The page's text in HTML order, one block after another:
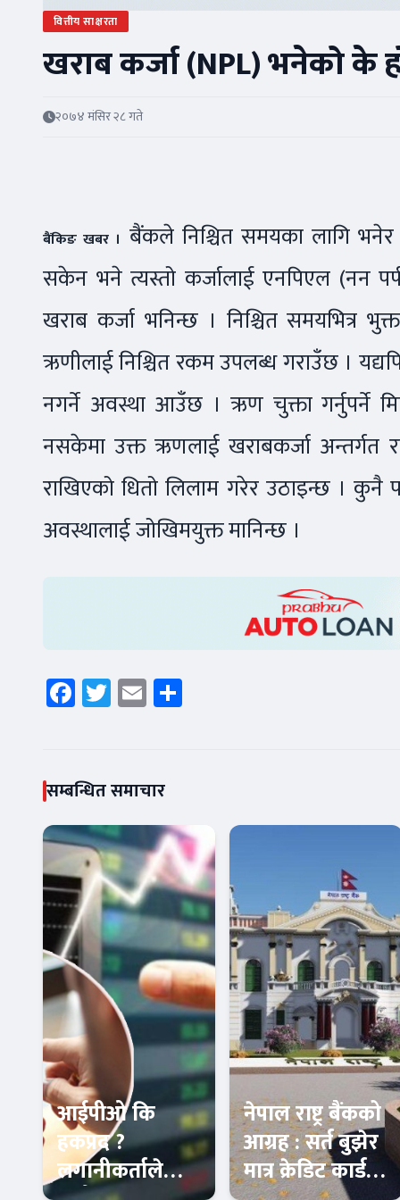
वित्तीय साक्षरता
खराब कर्जा (NPL) भनेको के
२०७४ मंसिर २८ गते
बैंकिङ खबर । बैंकले निश्चित समयका लागि
सकेन भने त्यस्तो कर्जालाई एनपिएल (नन
खराब कर्जा भनिन्छ । निश्चित समयभित्र
ऋणीलाई निश्चित रकम उपलब्ध गराउँछ ।
नगर्ने अवस्था आउँछ । ऋण चुक्ता गर्नुपर्ने
नसकेमा उक्त ऋणलाई खराबकर्जा अन्तर्गत
राखिएको धितो लिलाम गरेर उठाइन्छ । कुनै
अवस्थालाई जोखिमयुक्त मानिन्छ ।
Facebook
Twitter
Email
सम्बन्धित समाचार
आईपीओ कि
हकप्रद ?
लगानीकर्ताले
नेपाल राष्ट्र बैंकको
आग्रह : सर्त बुझेर
मात्र क्रेडिट कार्ड